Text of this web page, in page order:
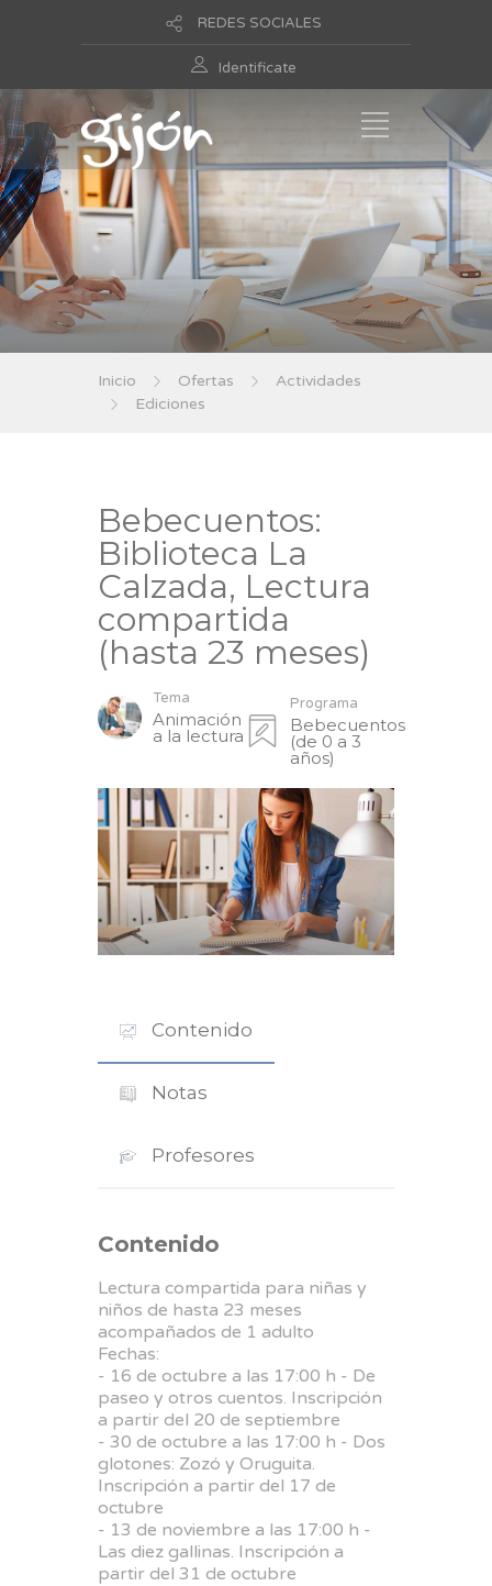
REDES SOCIALES
Identificate
Inicio Ofertas
Actividades
Ediciones
Bebecuentos:
Biblioteca La
Calzada, Lectura
compartida
(hasta 23 meses)
Tema
Animación
a la lectura
Programa
Bebecuentos
(de 0 a 3
años)
Contenido
Notas
Profesores
Contenido
Lectura compartida para niñas y
niños de hasta 23 meses
acompañados de 1 adulto
Fechas:
- 16 de octubre a las 17:00 h - De
paseo y otros cuentos. Inscripción
a partir del 20 de septiembre
- 30 de octubre a las 17:00 h - Dos
glotones: Zozó y Oruguita.
Inscripción a partir del 17 de
octubre
- 13 de noviembre a las 17:00 h -
Las diez gallinas. Inscripción a
partir del 31 de octubre